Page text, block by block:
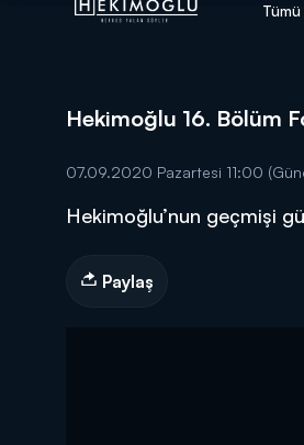
Tümü
Hekimoğlu 16. Bölüm
07.09.2020 Pazartesi 11:00
Hekimoğlu’nun geçmişi
Paylaş